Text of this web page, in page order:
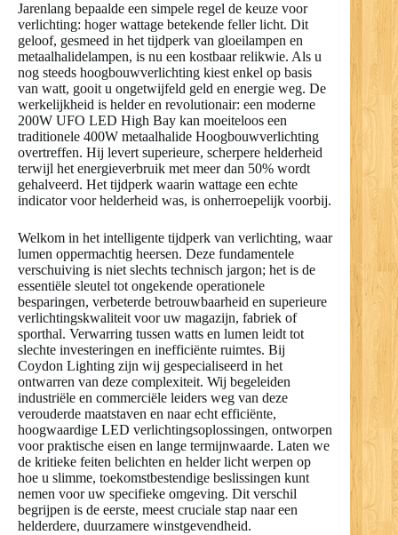
Jarenlang bepaalde een simpele regel de keuze voor
verlichting: hoger wattage betekende feller licht. Dit
geloof, gesmeed in het tijdperk van gloeilampen en
metaalhalidelampen, is nu een kostbaar relikwie. Als u
nog steeds hoogbouwverlichting kiest enkel op basis
van watt, gooit u ongetwijfeld geld en energie weg. De
werkelijkheid is helder en revolutionair: een moderne
200W UFO LED High Bay kan moeiteloos een
traditionele 400W metaalhalide Hoogbouwverlichting
overtreffen. Hij levert superieure, scherpere helderheid
terwijl het energieverbruik met meer dan 50% wordt
gehalveerd. Het tijdperk waarin wattage een echte
indicator voor helderheid was, is onherroepelijk voorbij.
Welkom in het intelligente tijdperk van verlichting, waar
lumen oppermachtig heersen. Deze fundamentele
verschuiving is niet slechts technisch jargon; het is de
essentiële sleutel tot ongekende operationele
besparingen, verbeterde betrouwbaarheid en superieure
verlichtingskwaliteit voor uw magazijn, fabriek of
sporthal. Verwarring tussen watts en lumen leidt tot
slechte investeringen en inefficiënte ruimtes. Bij
Coydon Lighting zijn wij gespecialiseerd in het
ontwarren van deze complexiteit. Wij begeleiden
industriële en commerciële leiders weg van deze
verouderde maatstaven en naar echt efficiënte,
hoogwaardige LED verlichtingsoplossingen, ontworpen
voor praktische eisen en lange termijnwaarde. Laten we
de kritieke feiten belichten en helder licht werpen op
hoe u slimme, toekomstbestendige beslissingen kunt
nemen voor uw specifieke omgeving. Dit verschil
begrijpen is de eerste, meest cruciale stap naar een
helderdere, duurzamere winstgevendheid.